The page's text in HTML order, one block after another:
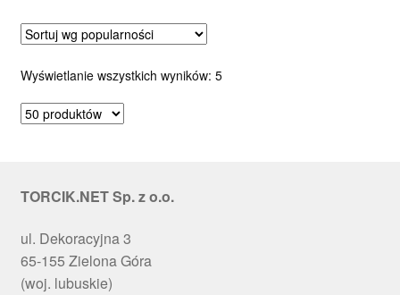
Wyświetlanie wszystkich wyników: 5Posortowane
TORCIK.NET Sp. z o.o.
ul. Dekoracyjna 3
65-155 Zielona Góra
(woj. lubuskie)